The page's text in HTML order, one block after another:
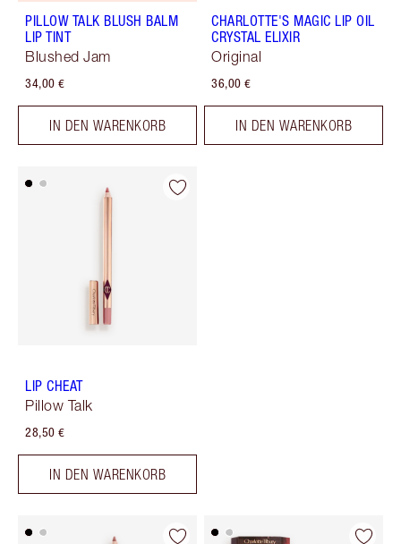
PILLOW TALK BLUSH BALM
LIP TINT
Blushed Jam
34,00 €
IN DEN WARENKORB
CHARLOTTE'S MAGIC LIP OIL
CRYSTAL ELIXIR
Original
36,00 €
IN DEN WARENKORB
LIP CHEAT
Pillow Talk
28,50 €
IN DEN WARENKORB